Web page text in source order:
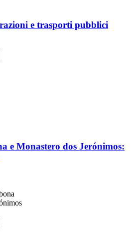
e trasporti pubblici
e Monastero dos Jerónimos: